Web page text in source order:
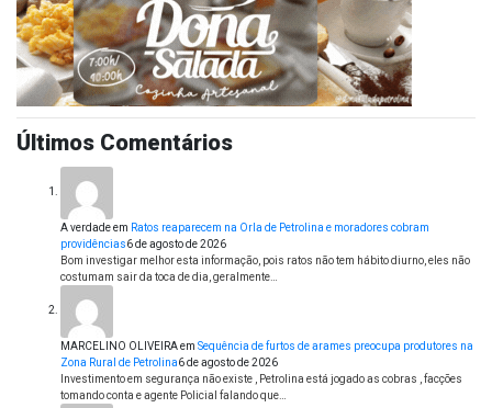
Últimos Comentários
A verdadeem Ratos reaparecem na Orla de Petrolina e moradores cobram
providências6 de agosto de 2026
Bom investigar melhor esta informação, pois ratos não tem hábito diurno, eles não
costumam sair da toca de dia, geralmente…
MARCELINO OLIVEIRAem Sequência de furtos de arames preocupa produtores na
Zona Rural de Petrolina6 de agosto de 2026
Investimento em segurança não existe , Petrolina está jogado as cobras , facções
tomando conta e agente Policial falando que…